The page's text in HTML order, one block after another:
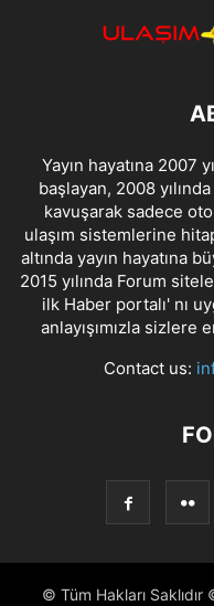
Yayın hayatına 2007
başlayan, 2008
kavuşarak sadece
ulaşım sistemlerine
altında yayın hayatına
2015 yılında Forum
ilk Haber portalı' nı
anlayışımızla sizlere
Contact us:
© Tüm Hakları